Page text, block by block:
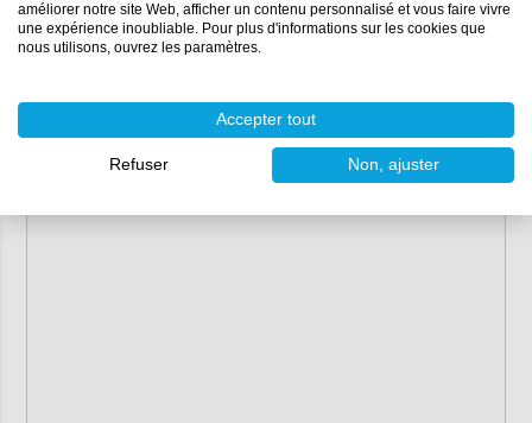
améliorer notre site Web, afficher un contenu personnalisé et vous faire vivre
une expérience inoubliable. Pour plus d'informations sur les cookies que
nous utilisons, ouvrez les paramètres.
Accepter tout
Refuser Non, ajuster